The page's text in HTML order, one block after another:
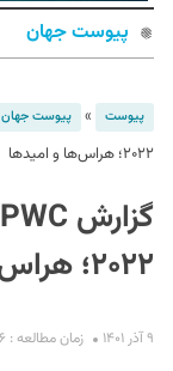
پیوست جهان
پیوست » پیوست جهان
۲۰۲۲؛ هراس‌ها و امیدها
۲۰۲۲؛ هراس‌ها و امیدها
۹ آذر ۱۴۰۱ زمان مطالعه : ۱۶ دقیقه